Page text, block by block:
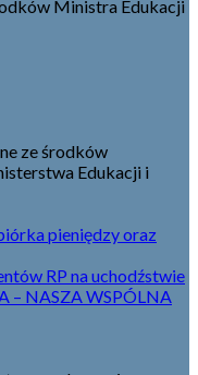
Ministra Edukacji
ze środków
Edukacji i
pieniędzy oraz
RP na uchodźstwie
– NASZA WSPÓLNA